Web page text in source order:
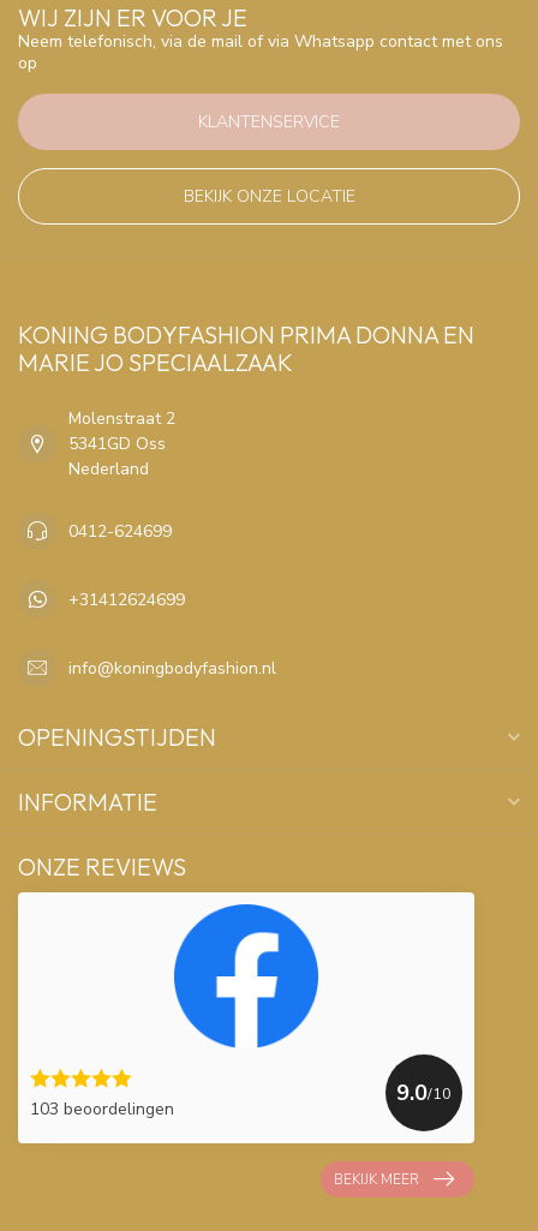
WIJ ZIJN ER VOOR JE
Neem telefonisch, via de mail of via Whatsapp contact met ons
op
KLANTENSERVICE
BEKIJK ONZE LOCATIE
KONING BODYFASHION PRIMA DONNA EN
MARIE JO SPECIAALZAAK
Molenstraat 2
5341GD Oss
Nederland
0412-624699
+31412624699
info@koningbodyfashion.nl
OPENINGSTIJDEN
INFORMATIE
ONZE REVIEWS
103 beoordelingen
9.0/10
BEKIJK MEER